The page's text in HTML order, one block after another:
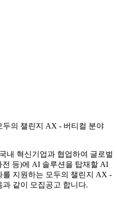
의 챌린지 AX - 버티컬 분야
내 혁신기업과 협업하여 글로벌
전 등)에 AI 솔루션을 탑재할 AI
지원하는 모두의 챌린지 AX -
같이 모집공고 합니다.